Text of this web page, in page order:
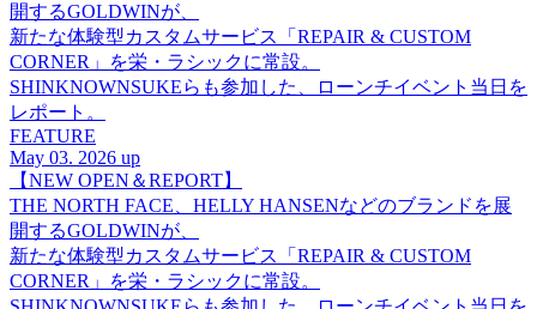
開するGOLDWINが、
新たな体験型カスタムサービス「REPAIR & CUSTOM
CORNER」を栄・ラシックに常設。
SHINKNOWNSUKEらも参加した、ローンチイベント当日を
レポート。
FEATURE
May 03. 2026 up
【NEW OPEN＆REPORT】
THE NORTH FACE、HELLY HANSENなどのブランドを展
開するGOLDWINが、
新たな体験型カスタムサービス「REPAIR & CUSTOM
CORNER」を栄・ラシックに常設。